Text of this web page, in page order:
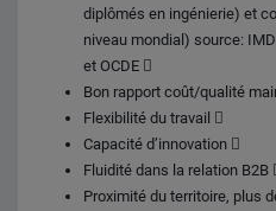
diplômés en ingénierie) et
niveau mondial) source:
et OCDE 
Bon rapport coût/qualité
Flexibilité du travail 
Capacité d’innovation 
Fluidité dans la relation B2B
Proximité du territoire, plus